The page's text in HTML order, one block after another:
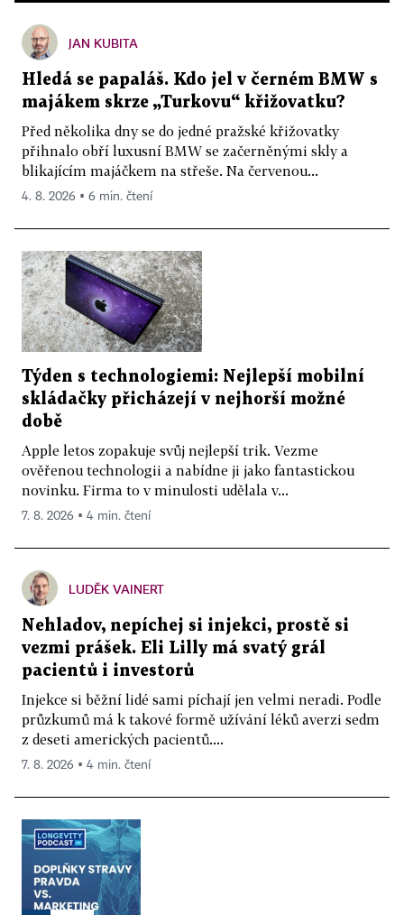
JAN KUBITA
Hledá se papaláš. Kdo jel v černém BMW s
majákem skrze „Turkovu“ křižovatku?
Před několika dny se do jedné pražské křižovatky
přihnalo obří luxusní BMW se začerněnými skly a
blikajícím majáčkem na střeše. Na červenou...
4. 8. 2026 ▪ 6 min. čtení
Týden s technologiemi: Nejlepší mobilní
skládačky přicházejí v nejhorší možné
době
Apple letos zopakuje svůj nejlepší trik. Vezme
ověřenou technologii a nabídne ji jako fantastickou
novinku. Firma to v minulosti udělala v...
7. 8. 2026 ▪ 4 min. čtení
LUDĚK VAINERT
Nehladov, nepíchej si injekci, prostě si
vezmi prášek. Eli Lilly má svatý grál
pacientů i investorů
Injekce si běžní lidé sami píchají jen velmi neradi. Podle
průzkumů má k takové formě užívání léků averzi sedm
z deseti amerických pacientů....
7. 8. 2026 ▪ 4 min. čtení